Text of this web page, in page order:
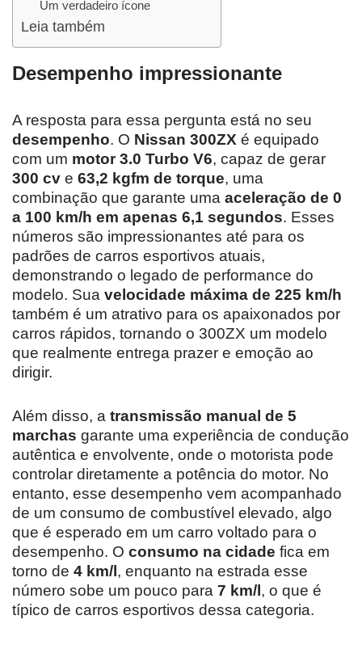
Um verdadeiro ícone
Leia também
Desempenho impressionante
A resposta para essa pergunta está no seu
desempenho. O Nissan 300ZX é equipado
com um motor 3.0 Turbo V6, capaz de gerar
300 cv e 63,2 kgfm de torque, uma
combinação que garante uma aceleração de 0
a 100 km/h em apenas 6,1 segundos. Esses
números são impressionantes até para os
padrões de carros esportivos atuais,
demonstrando o legado de performance do
modelo. Sua velocidade máxima de 225 km/h
também é um atrativo para os apaixonados por
carros rápidos, tornando o 300ZX um modelo
que realmente entrega prazer e emoção ao
dirigir.
Além disso, a transmissão manual de 5
marchas garante uma experiência de condução
autêntica e envolvente, onde o motorista pode
controlar diretamente a potência do motor. No
entanto, esse desempenho vem acompanhado
de um consumo de combustível elevado, algo
que é esperado em um carro voltado para o
desempenho. O consumo na cidade fica em
torno de 4 km/l, enquanto na estrada esse
número sobe um pouco para 7 km/l, o que é
típico de carros esportivos dessa categoria.